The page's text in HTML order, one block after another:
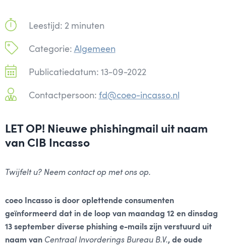
Leestijd: 2 minuten
Categorie: Algemeen
Publicatiedatum: 13-09-2022
Contactpersoon: fd@coeo-incasso.nl
LET OP! Nieuwe phishingmail uit naam
van CIB Incasso
Twijfelt u? Neem contact op met ons op.
coeo Incasso is door oplettende consumenten
geïnformeerd dat in de loop van maandag 12 en dinsdag
13 september diverse phishing e-mails zijn verstuurd uit
naam van Centraal Invorderings Bureau B.V., de oude